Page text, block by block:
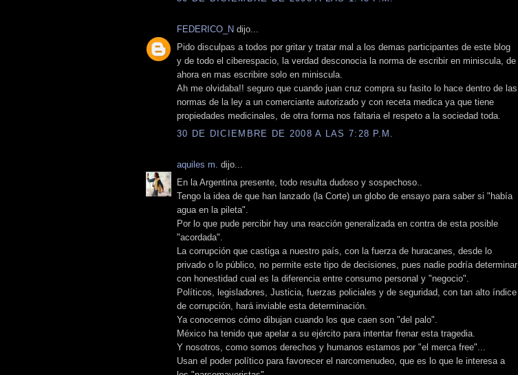
FEDERICO_N dijo...
Pido disculpas a todos por gritar y tratar mal a los demas participantes de este blog
y de todo el ciberespacio, la verdad desconocia la norma de escribir en miniscula, de
ahora en mas escribire solo en miniscula.
Ah me olvidaba!! seguro que cuando juan cruz compra su fasito lo hace dentro de las
normas de la ley a un comerciante autorizado y con receta medica ya que tiene
propiedades medicinales, de otra forma nos faltaria el respeto a la sociedad toda.
30 DE DICIEMBRE DE 2008 A LAS 7:28 P.M.
aquiles m. dijo...
En la Argentina presente, todo resulta dudoso y sospechoso..
Tengo la idea de que han lanzado (la Corte) un globo de ensayo para saber si "había
agua en la pileta".
Por lo que pude percibir hay una reacción generalizada en contra de esta posible
"acordada".
La corrupción que castiga a nuestro país, con la fuerza de huracanes, desde lo
privado o lo público, no permite este tipo de decisiones, pues nadie podría determinar
con honestidad cual es la diferencia entre consumo personal y "negocio".
Políticos, legisladores, Justicia, fuerzas policiales y de seguridad, con tan alto índice
de corrupción, hará inviable esta determinación.
Ya conocemos cómo dibujan cuando los que caen son "del palo".
México ha tenido que apelar a su ejército para intentar frenar esta tragedia.
Y nosotros, como somos derechos y humanos estamos por "el merca free"...
Usan el poder político para favorecer el narcomenudeo, que es lo que le interesa a